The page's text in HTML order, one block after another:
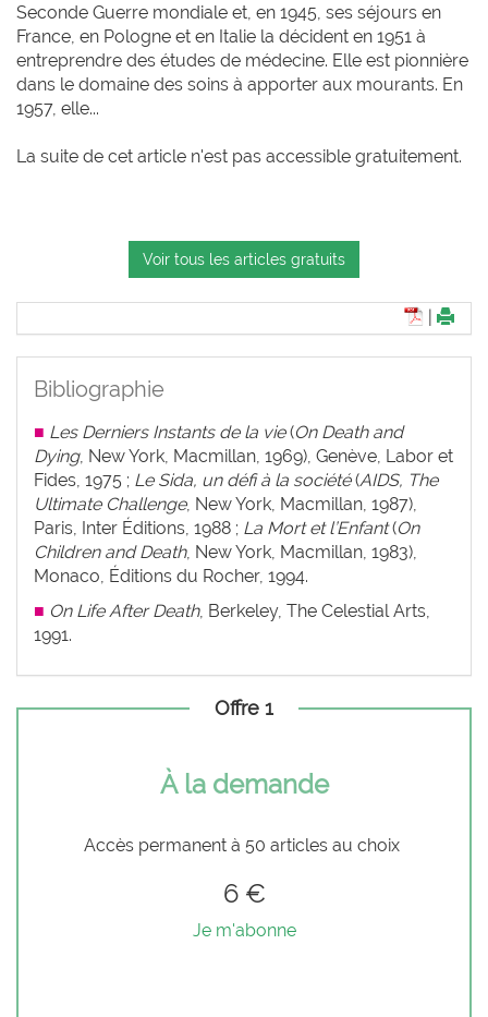
Seconde Guerre mondiale et, en 1945, ses séjours en
France, en Pologne et en Italie la décident en 1951 à
entreprendre des études de médecine. Elle est pionnière
dans le domaine des soins à apporter aux mourants. En
1957, elle...
La suite de cet article n'est pas accessible gratuitement.
Voir tous les articles gratuits
Bibliographie
■ Les Derniers Instants de la vie(On Death and
Dying, New York, Macmillan, 1969), Genève, Labor et
Fides, 1975 ; Le Sida, un défi à la société(AIDS, The
Ultimate Challenge, New York, Macmillan, 1987),
Paris, Inter Éditions, 1988 ; La Mort et l’Enfant(On
Children and Death, New York, Macmillan, 1983),
Monaco, Éditions du Rocher, 1994.
■ On Life After Death, Berkeley, The Celestial Arts,
1991.
Offre 1
À la demande
Accès permanent à 50 articles au choix
6 €
Je m'abonne